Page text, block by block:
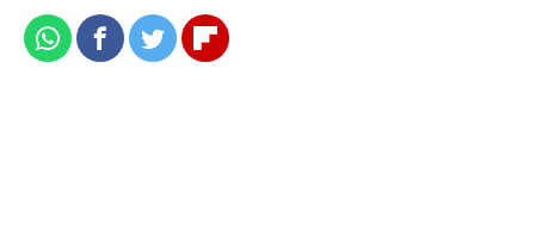
WhatsappFacebook
TwitterFlipboard